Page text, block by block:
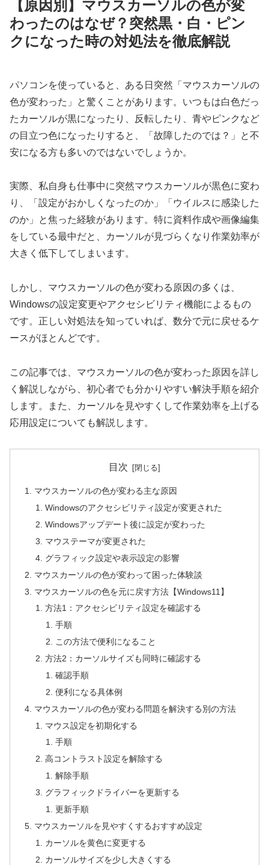
【原因別】マウスカーソルの色が変
わったのはなぜ？突然黒・白・ピン
クになった時の対処法を徹底解説
パソコンを使っていると、ある日突然「マウスカーソルの
色が変わった」と驚くことがあります。いつもは白色だっ
たカーソルが黒になったり、反転したり、青やピンクなど
の目立つ色になったりすると、「故障したのでは？」と不
安になる方も多いのではないでしょうか。
実際、私自身も仕事中に突然マウスカーソルが黒色に変わ
り、「設定がおかしくなったのか」「ウイルスに感染した
のか」と焦った経験があります。特に資料作成や画像編集
をしている最中だと、カーソルが見づらくなり作業効率が
大きく低下してしまいます。
しかし、マウスカーソルの色が変わる原因の多くは、
Windowsの設定変更やアクセシビリティ機能によるもの
です。正しい対処法を知っていれば、数分で元に戻せるケ
ースがほとんどです。
この記事では、マウスカーソルの色が変わった原因を詳し
く解説しながら、初心者でも分かりやすい解決手順を紹介
します。また、カーソルを見やすくして作業効率を上げる
応用設定についても解説します。
目次
マウスカーソルの色が変わる主な原因
Windowsのアクセシビリティ設定が変更された
Windowsアップデート後に設定が変わった
マウステーマが変更された
グラフィック設定や表示設定の影響
マウスカーソルの色が変わって困った体験談
マウスカーソルの色を元に戻す方法【Windows11】
方法1：アクセシビリティ設定を確認する
手順
この方法で便利になること
方法2：カーソルサイズも同時に確認する
確認手順
便利になる具体例
マウスカーソルの色が変わる問題を解決する別の方法
マウス設定を初期化する
手順
高コントラスト設定を解除する
解除手順
グラフィックドライバーを更新する
更新手順
マウスカーソルを見やすくするおすすめ設定
カーソルを黄色に変更する
カーソルサイズを少し大きくする